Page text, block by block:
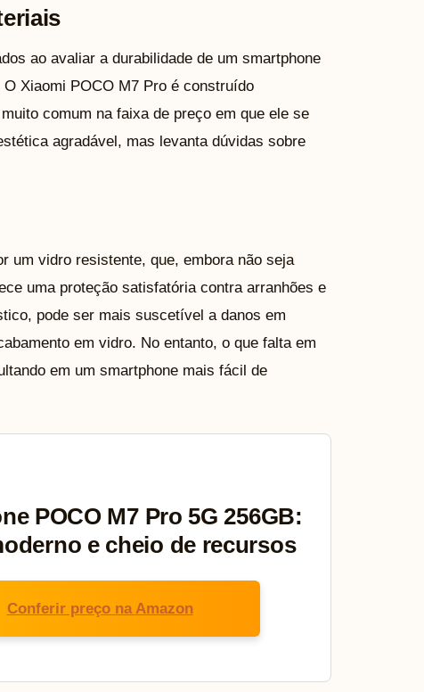
ao avaliar a durabilidade de um smartphone
Xiaomi POCO M7 Pro é construído
comum na faixa de preço em que ele se
agradável, mas levanta dúvidas sobre
um vidro resistente, que, embora não seja
uma proteção satisfatória contra arranhões e
pode ser mais suscetível a danos em
em vidro. No entanto, o que falta em
em um smartphone mais fácil de
POCO M7 Pro 5G 256GB:
e cheio de recursos
Conferir preço na Amazon